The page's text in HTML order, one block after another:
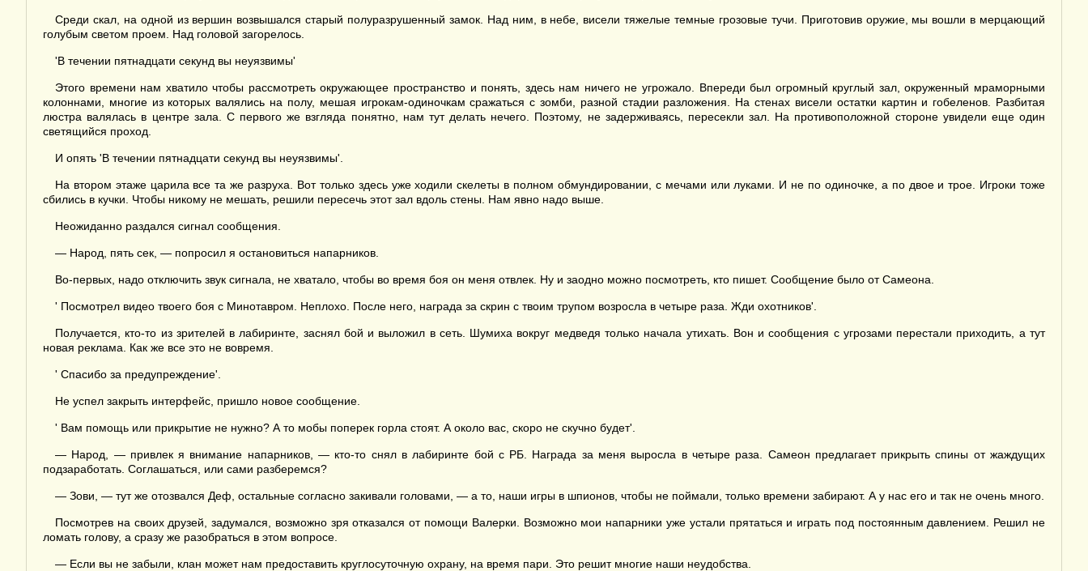
Среди скал, на одной из вершин возвышался старый полуразрушенный замок. Над ним, в небе, висели тяжелые темные грозовые тучи. Приготовив оружие, мы вошли в мерцающий
голубым светом проем. Над головой загорелось.
'В течении пятнадцати секунд вы неуязвимы'
Этого времени нам хватило чтобы рассмотреть окружающее пространство и понять, здесь нам ничего не угрожало. Впереди был огромный круглый зал, окруженный мраморными
колоннами, многие из которых валялись на полу, мешая игрокам-одиночкам сражаться с зомби, разной стадии разложения. На стенах висели остатки картин и гобеленов. Разбитая
люстра валялась в центре зала. С первого же взгляда понятно, нам тут делать нечего. Поэтому, не задерживаясь, пересекли зал. На противоположной стороне увидели еще один
светящийся проход.
И опять 'В течении пятнадцати секунд вы неуязвимы'.
На втором этаже царила все та же разруха. Вот только здесь уже ходили скелеты в полном обмундировании, с мечами или луками. И не по одиночке, а по двое и трое. Игроки тоже
сбились в кучки. Чтобы никому не мешать, решили пересечь этот зал вдоль стены. Нам явно надо выше.
Неожиданно раздался сигнал сообщения.
— Народ, пять сек, — попросил я остановиться напарников.
Во-первых, надо отключить звук сигнала, не хватало, чтобы во время боя он меня отвлек. Ну и заодно можно посмотреть, кто пишет. Сообщение было от Самеона.
' Посмотрел видео твоего боя с Минотавром. Неплохо. После него, награда за скрин с твоим трупом возросла в четыре раза. Жди охотников'.
Получается, кто-то из зрителей в лабиринте, заснял бой и выложил в сеть. Шумиха вокруг медведя только начала утихать. Вон и сообщения с угрозами перестали приходить, а тут
новая реклама. Как же все это не вовремя.
' Спасибо за предупреждение'.
Не успел закрыть интерфейс, пришло новое сообщение.
' Вам помощь или прикрытие не нужно? А то мобы поперек горла стоят. А около вас, скоро не скучно будет'.
— Народ, — привлек я внимание напарников, — кто-то снял в лабиринте бой с РБ. Награда за меня выросла в четыре раза. Самеон предлагает прикрыть спины от жаждущих
подзаработать. Соглашаться, или сами разберемся?
— Зови, — тут же отозвался Деф, остальные согласно закивали головами, — а то, наши игры в шпионов, чтобы не поймали, только времени забирают. А у нас его и так не очень много.
Посмотрев на своих друзей, задумался, возможно зря отказался от помощи Валерки. Возможно мои напарники уже устали прятаться и играть под постоянным давлением. Решил не
ломать голову, а сразу же разобраться в этом вопросе.
— Если вы не забыли, клан может нам предоставить круглосуточную охрану, на время пари. Это решит многие наши неудобства.